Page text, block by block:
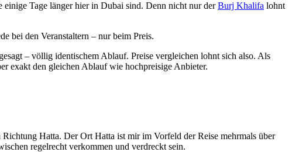
einige Tage länger hier in Dubai sind. Denn nicht nur derBurj Khalifa lohnt
bei den Veranstaltern – nur beim Preis.
– völlig identischem Ablauf. Preise vergleichen lohnt sich also. Als
exakt den gleichen Ablauf wie hochpreisige Anbieter.
Hatta. Der Ort Hatta ist mir im Vorfeld der Reise mehrmals über
regelrecht verkommen und verdreckt sein.